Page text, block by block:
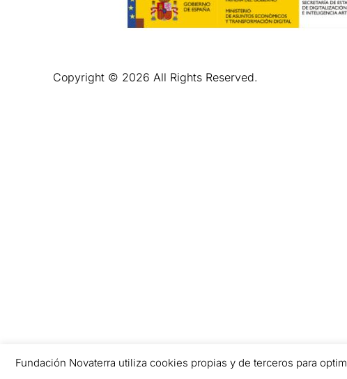
Copyright © 2026 All Rights Reserved.
Fundación Novaterra utiliza cookies propias y de terceros para